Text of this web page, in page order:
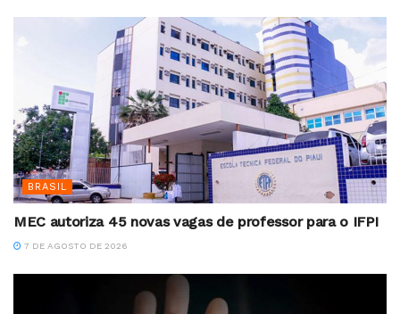
BRASIL
MEC autoriza 45 novas vagas de professor para o IFPI
7 DE AGOSTO DE 2026